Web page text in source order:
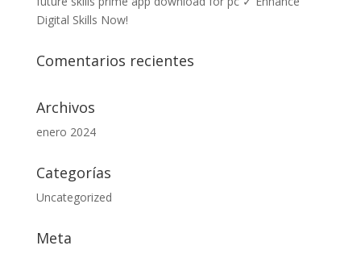
Digital Skills Now!
Comentarios recientes
Archivos
enero 2024
Categorías
Uncategorized
Meta